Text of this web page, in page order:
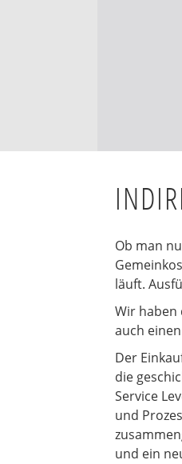
Ob man
läuft.
Wir haben
auch
Der
die
Service
und
und ein